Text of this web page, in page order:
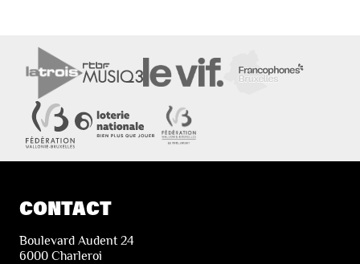
CONTACT
Boulevard Audent 24
6000 Charleroi